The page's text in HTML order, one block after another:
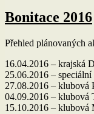
Bonitace 2016
Přehled plánovaných
16.04.2016 – krajská
25.06.2016 –
27.08.2016 –
04.09.2016 – klubová
15.10.2016 –